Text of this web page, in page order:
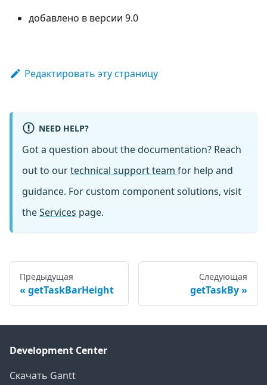
добавлено в версии 9.0
Редактировать эту страницу
NEED HELP?
Got a question about the documentation? Reach
out to ourtechnical support team for help and
guidance. For custom component solutions, visit
theServices page.
Предыдущая
getTaskBarHeight
Следующая
getTaskBy
Development Center
Скачать Gantt